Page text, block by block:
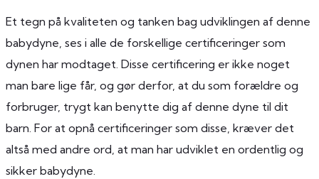
Et tegn på kvaliteten og tanken bag udviklingen af denne
babydyne, ses i alle de forskellige certificeringer som
dynen har modtaget. Disse certificering er ikke noget
man bare lige får, og gør derfor, at du som forældre og
forbruger, trygt kan benytte dig af denne dyne til dit
barn. For at opnå certificeringer som disse, kræver det
altså med andre ord, at man har udviklet en ordentlig og
sikker babydyne.